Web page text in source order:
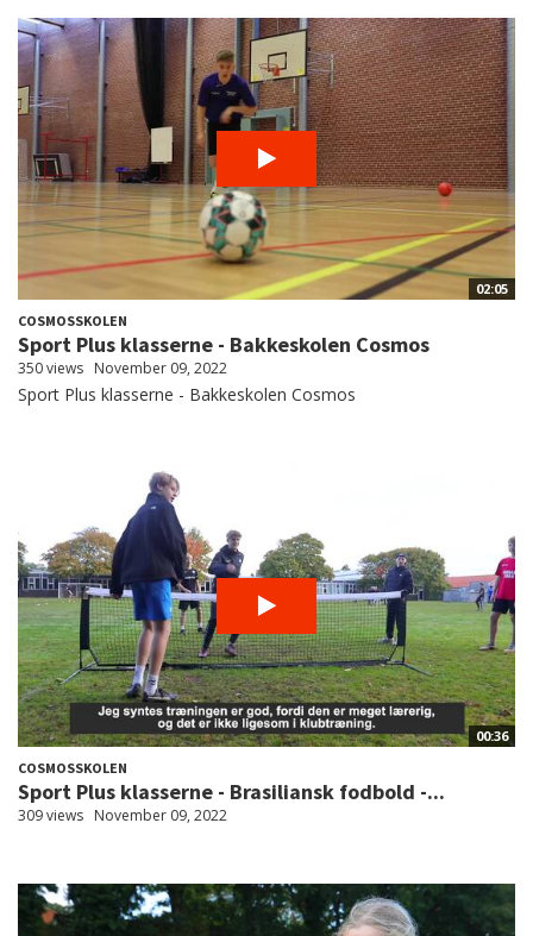
02:05
COSMOSSKOLEN
Sport Plus klasserne - Bakkeskolen Cosmos
350 views November 09, 2022
Sport Plus klasserne - Bakkeskolen Cosmos
00:36
COSMOSSKOLEN
Sport Plus klasserne - Brasiliansk fodbold -...
309 views November 09, 2022